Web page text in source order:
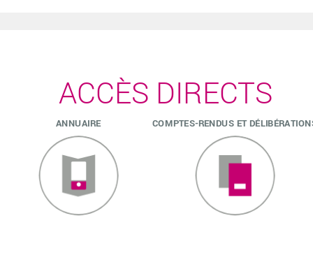
ACCÈS DIRECTS
ANNUAIRE COMPTES-RENDUS ET